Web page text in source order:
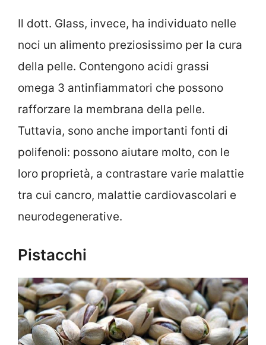
Il dott. Glass, invece, ha individuato nelle
noci un alimento preziosissimo per la cura
della pelle. Contengono acidi grassi
omega 3 antinfiammatori che possono
rafforzare la membrana della pelle.
Tuttavia, sono anche importanti fonti di
polifenoli: possono aiutare molto, con le
loro proprietà, a contrastare varie malattie
tra cui cancro, malattie cardiovascolari e
neurodegenerative.
Pistacchi